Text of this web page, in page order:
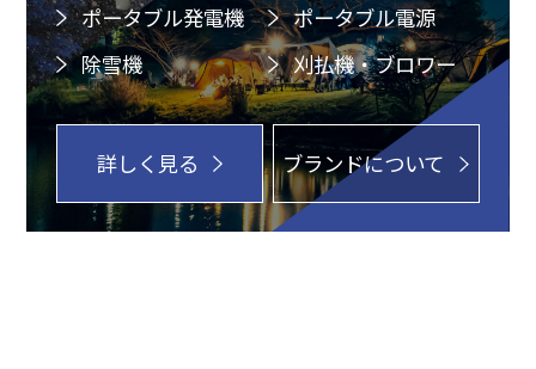
ポータブル発電機
ポータブル電源
除雪機
刈払機・ブロワー
詳しく見る ブランドについて